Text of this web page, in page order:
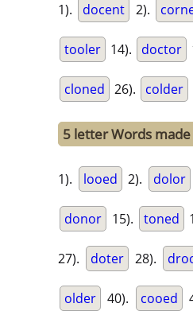
1). docent 2).
tooler 14). doctor
cloned 26). colder
5 letter Words
1). looed 2). dolor
donor 15). toned
27). doter 28).
older 40). cooed